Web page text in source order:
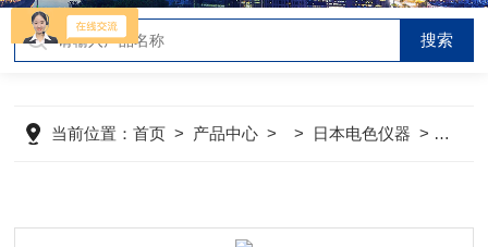
当前位置：首页 > 产品中心 > > 日本电色仪器 > BP-1